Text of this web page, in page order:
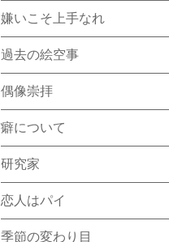
嫌いこそ上手なれ
過去の絵空事
偶像崇拝
癖について
研究家
恋人はパイ
季節の変わり目